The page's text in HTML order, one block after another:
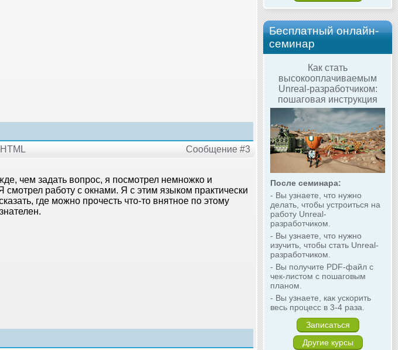
Бесплатный онлайн-
семинар
Как стать
высокооплачиваемым
Unreal-разработчиком:
пошаговая инструкция
После семинара:
- Вы узнаете, что нужно
делать, чтобы устроиться на
работу Unreal-
разработчиком.
- Вы узнаете, что нужно
изучить, чтобы стать Unreal-
разработчиком.
- Вы получите PDF-файл с
чек-листом с пошаговым
планом.
- Вы узнаете, как ускорить
весь процесс в 3-4 раза.
Записаться
Другие курсы
Сообщение #3
чем задать вопрос, я посмотрел немножко и
работу с окнами. Я с этим языком практически
где можно прочесть что-то внятное по этому